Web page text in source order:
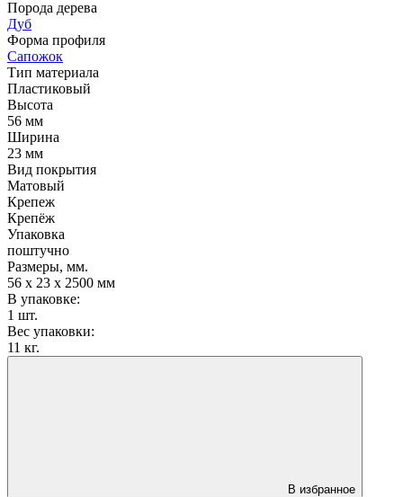
Порода дерева
Дуб
Форма профиля
Сапожок
Тип материала
Пластиковый
Высота
56 мм
Ширина
23 мм
Вид покрытия
Матовый
Крепеж
Крепёж
Упаковка
поштучно
Размеры, мм.
56 х 23 х 2500 мм
В упаковке:
1 шт.
Вес упаковки:
11 кг.
В избранное